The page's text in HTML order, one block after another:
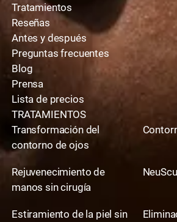
Tratamientos
Reseñas
Antes y después
Preguntas frecuentes
Blog
Prensa
Lista de precios
TRATAMIENTOS
Transformación del
contorno de ojos
Rejuvenecimiento de
manos sin cirugía
Estiramiento de la piel sin